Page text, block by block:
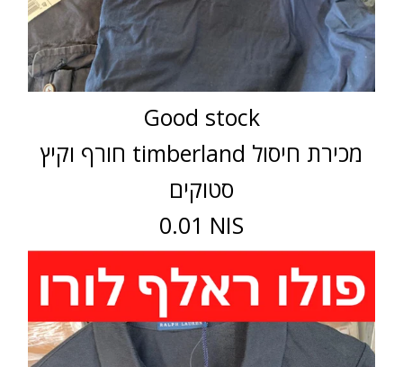
Good stock
חורף וקיץ timberland מכירת חיסול
סטוקים
0.01 NIS